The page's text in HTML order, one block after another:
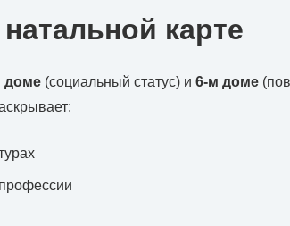
карте
доме (социальный статус) и 6-м доме